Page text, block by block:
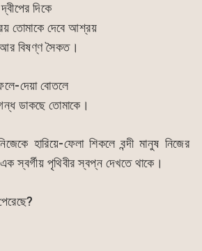
দিকে
তোমাকে দেবে আশ্রয়
বিষণ্ণ সৈকত।
দেয়া বোতলে
ডাকছে তোমাকে।
হারিয়ে-ফেলা শিকলে বন্দী মানুষ নিজের
স্বর্গীয় পৃথিবীর স্বপ্ন দেখতে থাকে।